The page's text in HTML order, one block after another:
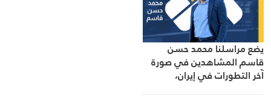
يضع مراسلنا محمد حسن
قاسم المشاهدين في صورة
آخر التطورات في إيران،